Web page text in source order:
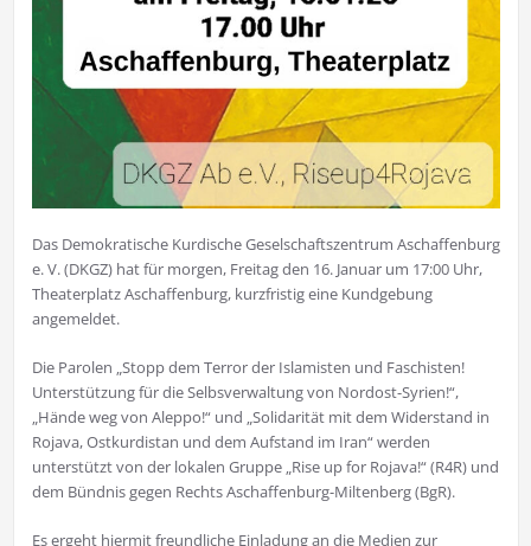
Das Demokratische Kurdische Geselschaftszentrum Aschaffenburg
e. V. (DKGZ) hat für morgen, Freitag den 16. Januar um 17:00 Uhr,
Theaterplatz Aschaffenburg, kurzfristig eine Kundgebung
angemeldet.
Die Parolen „Stopp dem Terror der Islamisten und Faschisten!
Unterstützung für die Selbsverwaltung von Nordost-Syrien!“,
„Hände weg von Aleppo!“ und „Solidarität mit dem Widerstand in
Rojava, Ostkurdistan und dem Aufstand im Iran“ werden
unterstützt von der lokalen Gruppe „Rise up for Rojava!“ (R4R) und
dem Bündnis gegen Rechts Aschaffenburg-Miltenberg (BgR).
Es ergeht hiermit freundliche Einladung an die Medien zur